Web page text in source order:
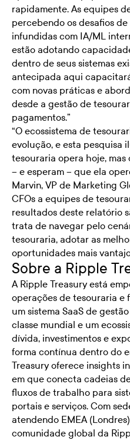
rapidamente. As equipes
percebendo os desafios
infundidas com IA/ML
estão adotando
dentro de seus sistemas
antecipada aqui
com novas práticas e
desde a gestão de
pagamentos.”
“O ecossistema de
evolução, e esta pesquisa
tesouraria opera hoje,
– e esperam – que ela
Marvin, VP de Marketing
CFOs a equipes de
resultados deste relatório
trata de navegar pelo
tesouraria, adotar as
oportunidades mais
Sobre a Ripple
A Ripple Treasury está
operações de tesouraria e
um sistema SaaS de
classe mundial e um
dívida, investimentos e
forma contínua dentro do
Treasury oferece insights
em que conecta cadeias
fluxos de trabalho para
portais e serviços. Com
atendendo EMEA
comunidade global da